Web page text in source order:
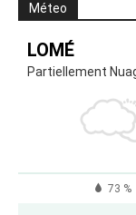
Méteo
LOMÉ
Partiellement
73 %